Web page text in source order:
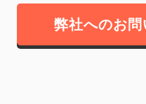
弊社へのお